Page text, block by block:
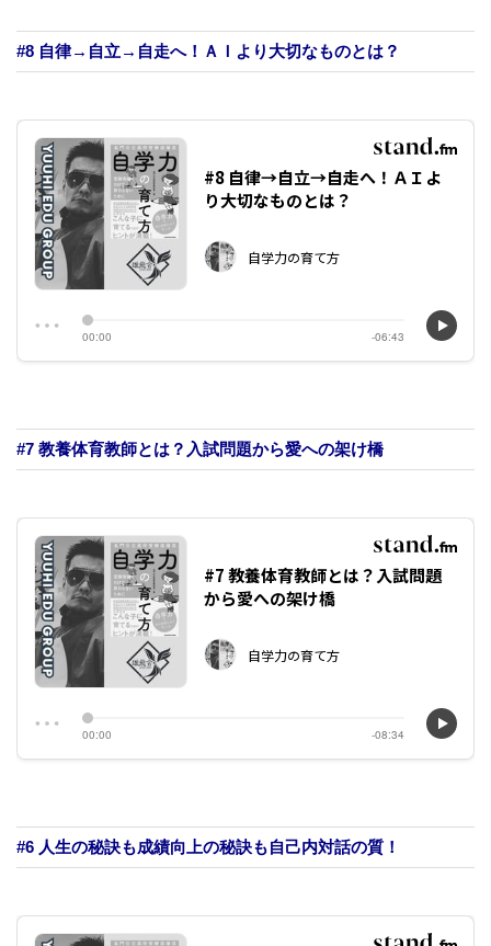
#8 自律→自立→自走へ！ＡＩより大切なものとは？
#7 教養体育教師とは？入試問題から愛への架け橋
#6 人生の秘訣も成績向上の秘訣も自己内対話の質！